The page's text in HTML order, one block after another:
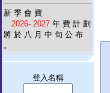
新 季 會 費
2026- 2027 年 費 計 劃
將 於 八 月 中 旬 公 布
。
登入名稱